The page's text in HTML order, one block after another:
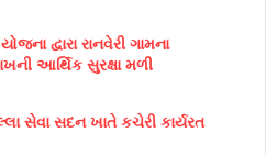
દ્વારા રાનવેરી ગામના
આર્થિક સુરક્ષા મળી
સેવા સદન ખાતે કચેરી કાર્યરત